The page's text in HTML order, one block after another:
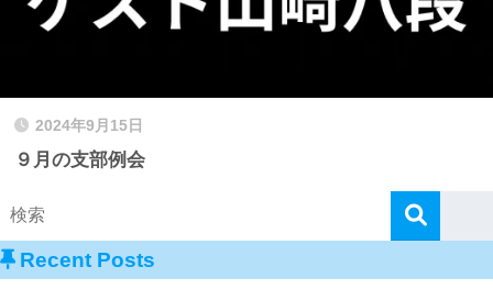
2024年9月15日
９月の支部例会
Recent Posts